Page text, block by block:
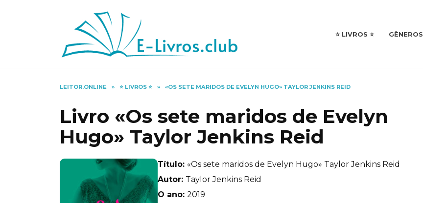
⭐️ LIVROS ⭐️ GÊNEROS
LEITOR.ONLINE » ⭐️ LIVROS ⭐️ » «OS SETE MARIDOS DE EVELYN HUGO» TAYLOR JENKINS REID
Livro «Os sete maridos de Evelyn
Hugo» Taylor Jenkins Reid
Título: «Os sete maridos de Evelyn Hugo» Taylor Jenkins Reid
Autor: Taylor Jenkins Reid
O ano: 2019